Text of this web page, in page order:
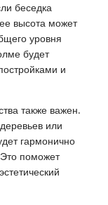
беседка
высота может
уровня
будет
и
также важен.
или
гармонично
поможет